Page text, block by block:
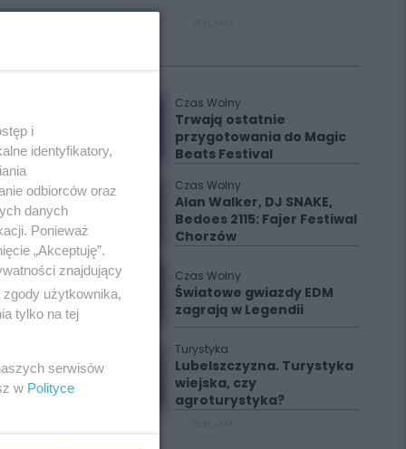
Czas Wolny
Trwają ostatnie
przygotowania do Magic
Beats Festival
Czas Wolny
Alan Walker, DJ SNAKE,
Bedoes 2115: Fajer Festiwal
Chorzów
Czas Wolny
Światowe gwiazdy EDM
zagrają w Legendii
Turystyka
Lubelszczyzna. Turystyka
wiejska, czy
agroturystyka?
i
identyfikatory,
odbiorców oraz
danych
Ponieważ
„Akceptuję”.
znajdujący
użytkownika,
tylko na tej
serwisów
w Polityce